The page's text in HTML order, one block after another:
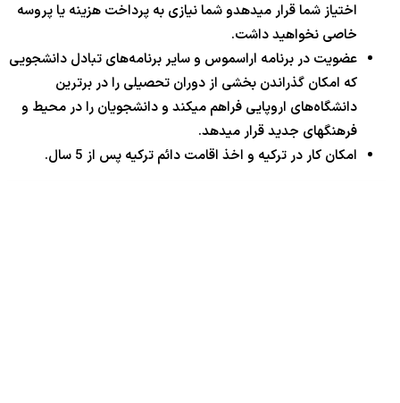
اختیاز شما قرار میدهدو شما نیازی به پرداخت هزینه یا پروسه
خاصی نخواهید داشت.
عضویت در برنامه اراسموس و سایر برنامه‌های تبادل دانشجویی
که امکان گذراندن بخشی از دوران تحصیلی را در برترین
دانشگاه‌های اروپایی فراهم میکند و دانشجویان را در محیط و
فرهنگهای جدید قرار میدهد.
امکان کار در ترکیه و اخذ اقامت دائم ترکیه پس از 5 سال.